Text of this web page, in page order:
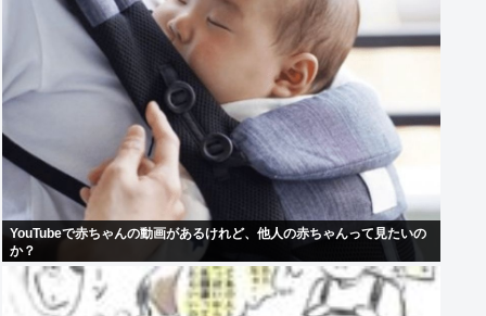
YouTubeで赤ちゃんの動画があるけれど、他人の赤ちゃんって見たいの
か？